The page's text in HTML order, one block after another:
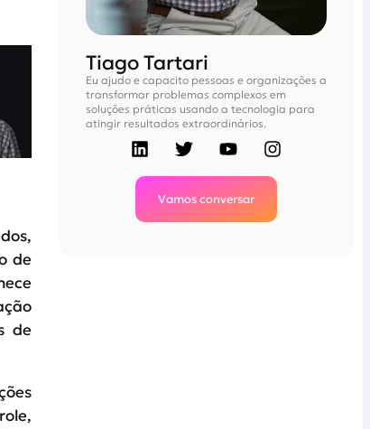
de
de
Tiago Tartari
Eu ajudo e capacito pessoas e organizações a
transformar problemas complexos em
soluções práticas usando a tecnologia para
atingir resultados extraordinários.
Vamos conversar